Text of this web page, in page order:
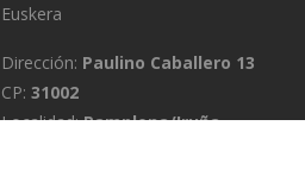
Euskera
Dirección: Paulino Caballero 13
CP: 31002
Localidad:Pamplona/Iruña